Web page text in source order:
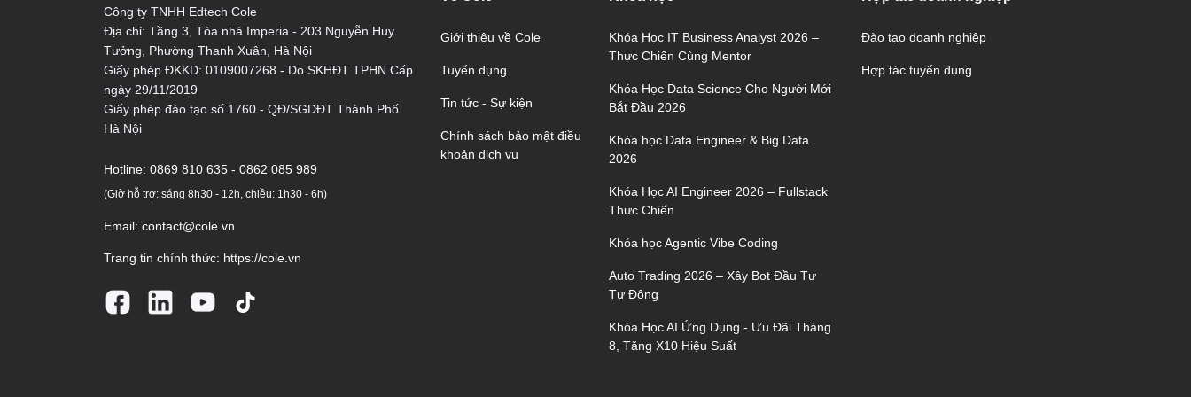
Công ty TNHH Edtech Cole
Địa chỉ: Tầng 3, Tòa nhà Imperia - 203 Nguyễn Huy
Tưởng, Phường Thanh Xuân, Hà Nội
Giấy phép ĐKKD: 0109007268 - Do SKHĐT TPHN Cấp
ngày 29/11/2019
Giấy phép đào tạo số 1760 - QĐ/SGDĐT Thành Phố
Hà Nội
Hotline: 0869 810 635 - 0862 085 989
(Giờ hỗ trợ: sáng 8h30 - 12h, chiều: 1h30 - 6h)
Email: contact@cole.vn
Trang tin chính thức: https://cole.vn
Giới thiệu về Cole
Tuyển dụng
Tin tức - Sự kiện
Chính sách bảo mật điều
khoản dịch vụ
Khóa Học IT Business Analyst 2026 –
Thực Chiến Cùng Mentor
Khóa Học Data Science Cho Người Mới
Bắt Đầu 2026
Khóa học Data Engineer & Big Data
2026
Khóa Học AI Engineer 2026 – Fullstack
Thực Chiến
Khóa học Agentic Vibe Coding
Auto Trading 2026 – Xây Bot Đầu Tư
Tự Động
Khóa Học AI Ứng Dụng - Ưu Đãi Tháng
8, Tăng X10 Hiệu Suất
Đào tạo doanh nghiệp
Hợp tác tuyển dụng